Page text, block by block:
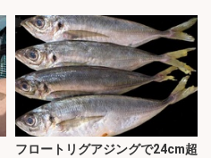
フロートリグアジングで24cm超